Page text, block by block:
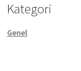
Kategori
Genel